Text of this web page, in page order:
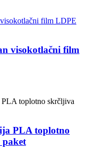
visokotlačni film
PLA toplotno